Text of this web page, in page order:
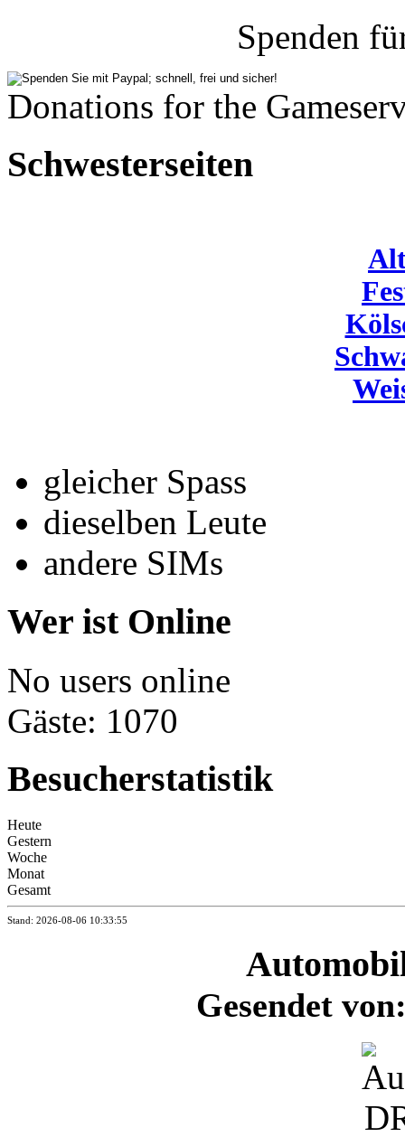
Spenden
Donations for the
Schwesterseiten
gleicher Spass
dieselben Leute
andere SIMs
Wer ist Online
No users online
Gäste: 1070
Besucherstatistik
Heute
Gestern
Woche
Monat
Gesamt
Stand: 2026-08-06 10:33:55
Gesendet